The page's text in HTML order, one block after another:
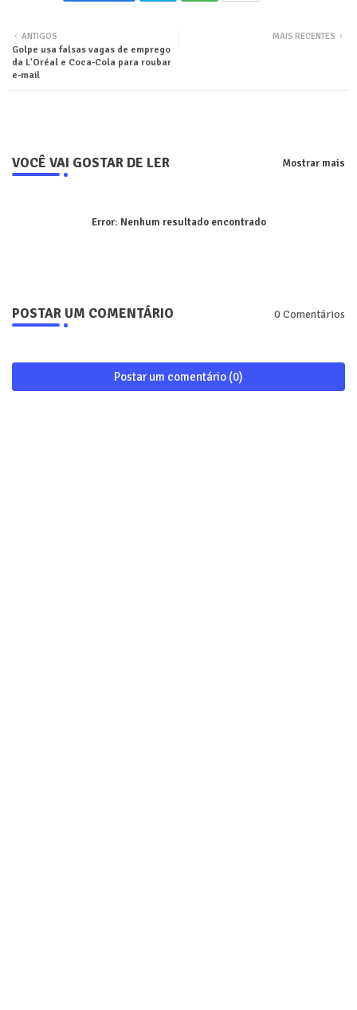
ter
MAIS RECENTES
ANTIGOS
Golpe usa falsas vagas de emprego
da L'Oréal e Coca-Cola para roubar
e-mail
VOCÊ VAI GOSTAR DE LER Mostrar mais
Error: Nenhum resultado encontrado
POSTAR UM COMENTÁRIO 0 Comentários
Postar um comentário (0)